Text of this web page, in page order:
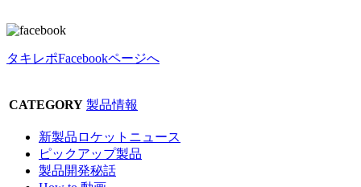
タキレポFacebookページへ
CATEGORY 製品情報
新製品ロケットニュース
ピックアップ製品
製品開発秘話